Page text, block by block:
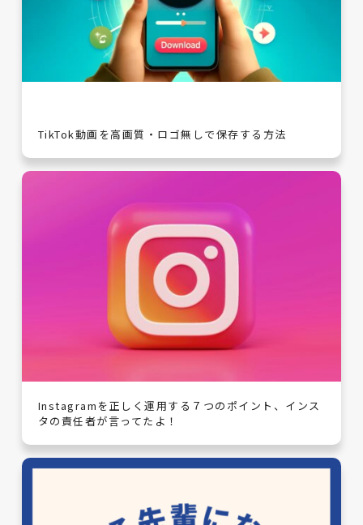
TikTok動画を高画質・ロゴ無しで保存する方法
Instagramを正しく運用する７つのポイント、インス
タの責任者が言ってたよ！